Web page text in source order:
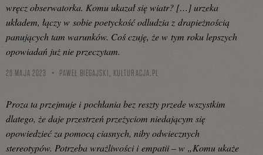
wręcz obserwatorka. Komu ukazał się wiatr? […] urzeka
układem, łączy w sobie poetyckość odludzia z drapieżnością
panujących tam warunków. Coś czuję, że w tym roku lepszych
opowiadań już nie przeczytam.
26 MAJA 2023 PAWEŁ BIEGAJSKI, KULTURACJA.PL
Proza ta przejmuje i pochłania bez reszty przede wszystkim
dlatego, że daje przestrzeń przeżyciom niedającym się
opowiedzieć za pomocą ciasnych, niby odwiecznych
stereotypów. Potrzeba wrażliwości i empatii – w „Komu ukaże